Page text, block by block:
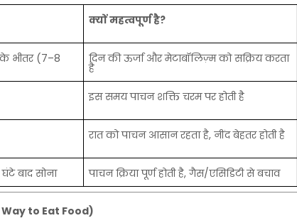
क्योंमहत्वपूर्णहै?
के भीतर(7–8 दिन की ऊर्जा और मेटाबॉलिज़्म को सक्रिय करता
है
इस समय पाचन शक्ति चरम पर होती है
रात को पाचन आसान रहता है,नींद बेहतर होती है
घंटे बाद सोना पाचन क्रिया पूर्ण होती है,गैस/एसिडिटी से बचाव
to Eat Food)